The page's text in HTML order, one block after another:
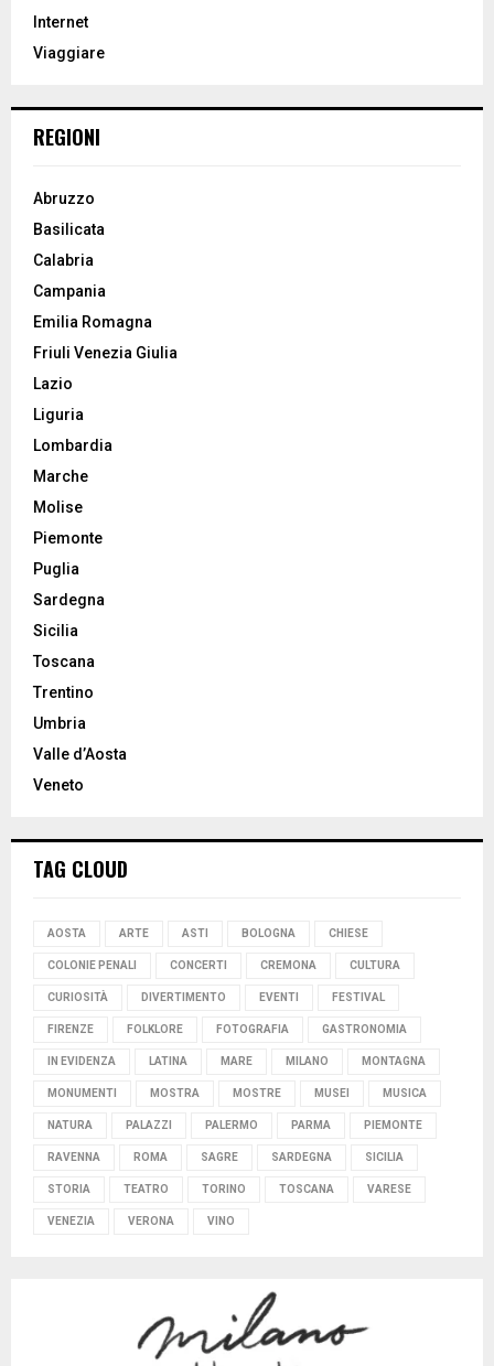
:Internet
Viaggiare
REGIONI
Abruzzo
Basilicata
Calabria
Campania
Emilia Romagna
Friuli Venezia Giulia
Lazio
Liguria
Lombardia
Marche
Molise
Piemonte
Puglia
Sardegna
Sicilia
Toscana
Trentino
Umbria
Valle d’Aosta
Veneto
TAG CLOUD
AOSTA ARTE ASTI BOLOGNA CHIESE
COLONIE PENALI CONCERTI CREMONA CULTURA
CURIOSITÀ DIVERTIMENTO EVENTI FESTIVAL
FIRENZE FOLKLORE FOTOGRAFIA GASTRONOMIA
IN EVIDENZA LATINA MARE MILANO MONTAGNA
MONUMENTI MOSTRA MOSTRE MUSEI MUSICA
NATURA PALAZZI PALERMO PARMA PIEMONTE
RAVENNA ROMA SAGRE SARDEGNA SICILIA
STORIA TEATRO TORINO TOSCANA VARESE
VENEZIA VERONA VINO